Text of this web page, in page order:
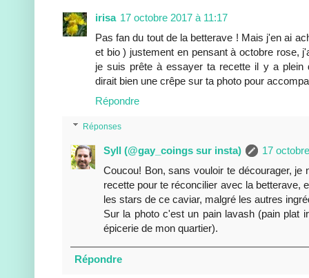
irisa 17 octobre 2017 à 11:17
Pas fan du tout de la betterave ! Mais j'en ai
et bio ) justement en pensant à octobre rose,
je suis prête à essayer ta recette il y a plein
dirait bien une crêpe sur ta photo pour
Répondre
Réponses
Syll (@gay_coings sur insta)
17
Coucou! Bon, sans vouloir te décourager,
recette pour te réconcilier avec la betterave,
les stars de ce caviar, malgré les autres
Sur la photo c'est un pain lavash (pain plat
épicerie de mon quartier).
Répondre